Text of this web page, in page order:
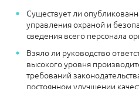
Существует ли
управления охраной и
сведения всего персонала
Взяло ли руководство
высокого уровня
требований
постоянном улучшении